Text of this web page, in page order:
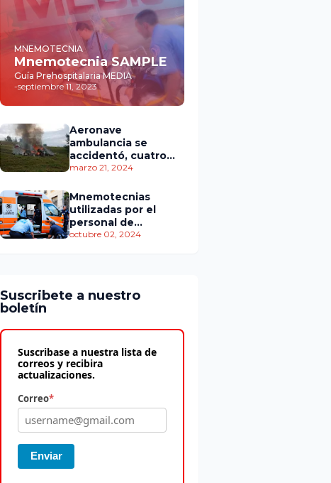
MNEMOTECNIA
Mnemotecnia SAMPLE
Guía Prehospitalaria MEDIA
-septiembre 11, 2023
Aeronave
ambulancia se
accidentó, cuatro
personas murieron
marzo 21, 2024
Mnemotecnias
utilizadas por el
personal de
atención
octubre 02, 2024
Suscribete a nuestro
boletín
Suscribase a nuestra lista de
correos y recibira
actualizaciones.
Correo*
Enviar